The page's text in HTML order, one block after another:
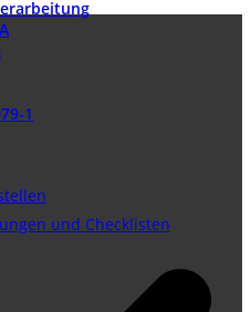
1
und Checklisten